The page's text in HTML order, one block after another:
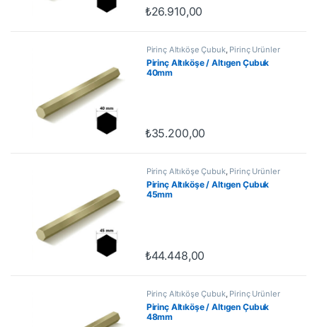
₺26.910,00
Pirinç Altıköşe Çubuk, Pirinç Ürünler
Pirinç Altıköşe / Altıgen Çubuk
40mm
₺35.200,00
Pirinç Altıköşe Çubuk, Pirinç Ürünler
Pirinç Altıköşe / Altıgen Çubuk
45mm
₺44.448,00
Pirinç Altıköşe Çubuk, Pirinç Ürünler
Pirinç Altıköşe / Altıgen Çubuk
48mm